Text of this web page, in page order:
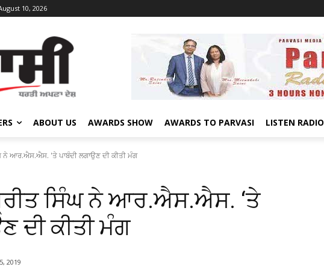
10, 2026
ABOUT US AWARDS SHOW AWARDS TO PARVASI LISTEN RADIO
ਨੇ ਆਰ.ਐਸ.ਐਸ. 'ਤੇ ਪਾਬੰਦੀ ਲਗਾਉਣ ਦੀ ਕੀਤੀ ਮੰਗ
ਸਿੰਘ ਨੇ ਆਰ.ਐਸ.ਐਸ. ‘ਤੇ
ਦੀ ਕੀਤੀ ਮੰਗ
2019